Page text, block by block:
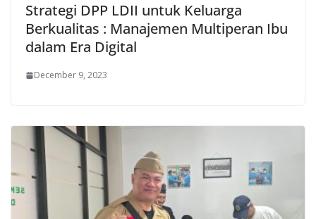
Strategi DPP LDII untuk Keluarga
Berkualitas : Manajemen Multiperan Ibu
dalam Era Digital
December 9, 2023